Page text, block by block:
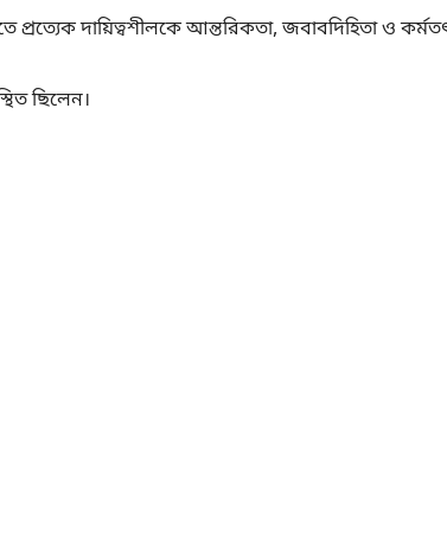
দায়িত্বশীলকে আন্তরিকতা, জবাবদিহিতা ও
ছিলেন।